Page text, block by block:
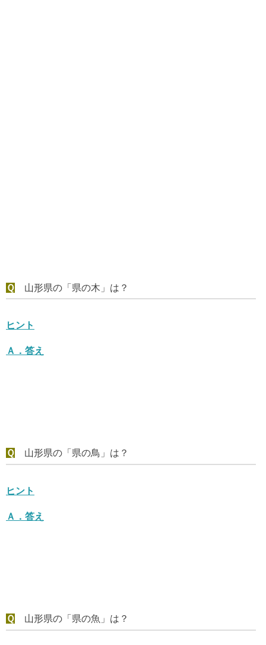
Ｑ 山形県の「県の木」は？
ヒント
Ａ． 答え
Ｑ 山形県の「県の鳥」は？
ヒント
Ａ． 答え
Ｑ 山形県の「県の魚」は？